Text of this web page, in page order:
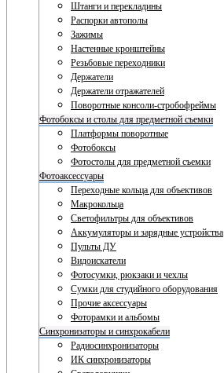
Штанги и перекладины
Распорки автополы
Зажимы
Настенные кронштейны
Резьбовые переходники
Держатели
Держатели отражателей
Поворотные консоли-стробофреймы
Фотобоксы и столы для предметной съемки
Платформы поворотные
Фотобоксы
Фотостолы для предметной съемки
Фотоаксессуары
Переходные кольца для объективов
Макрокольца
Светофильтры для объективов
Аккумуляторы и зарядные устройства
Пульты ДУ
Видоискатели
Фотосумки, рюкзаки и чехлы
Сумки для студийного оборудования
Прочие аксессуары
Фоторамки и альбомы
Синхронизаторы и синхрокабели
Радиосинхронизаторы
ИК синхронизаторы